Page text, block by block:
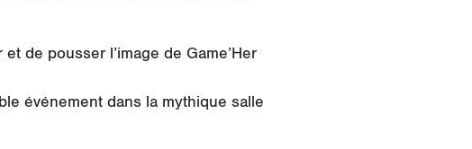
de pousser l’image de Game’Her
événement dans la mythique salle